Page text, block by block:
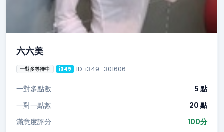
六六美
一對多等待中 i349 ID: i349_301606
一對多點數
5 點
一對一點數
20 點
滿意度評分
100分